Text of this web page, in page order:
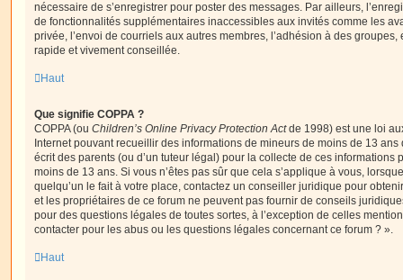
nécessaire de s’enregistrer pour poster des messages. Par ailleurs,
de fonctionnalités supplémentaires inaccessibles aux invités comme les
privée, l’envoi de courriels aux autres membres, l’adhésion à des groupes,
rapide et vivement conseillée.
Haut
Que signifie COPPA ?
COPPA (ou Children’s Online Privacy Protection Actde 1998) est une loi
Internet pouvant recueillir des informations de mineurs de moins de 13
écrit des parents (ou d’un tuteur légal) pour la collecte de ces informations
moins de 13 ans. Si vous n’êtes pas sûr que cela s’applique à vous,
quelqu’un le fait à votre place, contactez un conseiller juridique pour
et les propriétaires de ce forum ne peuvent pas fournir de conseils
pour des questions légales de toutes sortes, à l’exception de celles
contacter pour les abus ou les questions légales concernant ce forum ? ».
Haut